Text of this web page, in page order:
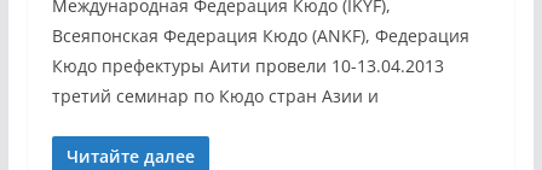
Международная Федерация Кюдо (IKYF),
Всеяпонская Федерация Кюдо (ANKF), Федерация
Кюдо префектуры Аити провели 10-13.04.2013
третий семинар по Кюдо стран Азии и
Читайте далее